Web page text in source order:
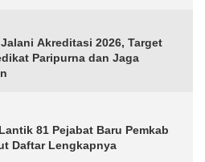
Akreditasi 2026, Target
Paripurna dan Jaga
81 Pejabat Baru Pemkab
Daftar Lengkapnya